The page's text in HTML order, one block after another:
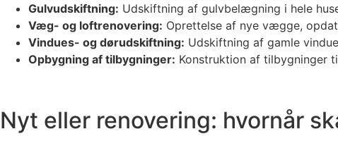
Gulvudskiftning: Udskiftning af gulvbelægning i hele
Væg- og loftrenovering: Oprettelse af nye vægge,
Vindues- og dørudskiftning: Udskiftning af gamle
Opbygning af tilbygninger: Konstruktion af tilbygninger
Nyt eller renovering: hvornår